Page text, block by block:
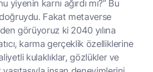
yiyenin karnı ağırdı mı?” Bu
Fakat metaverse
görüyoruz ki 2040 yılına
karma gerçeklik özelliklerine
kulaklıklar, gözlükler ve